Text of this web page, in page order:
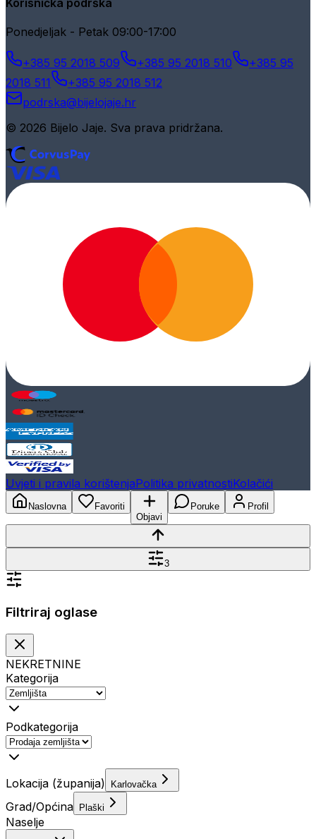
Korisnička podrška
Ponedjeljak - Petak 09:00-17:00
+385 95 2018 509 +385 95 2018 510
+385 95
2018 511
+385 95 2018 512
podrska@bijelojaje.hr
© 2026 Bijelo Jaje. Sva prava pridržana.
Uvjeti i pravila korištenjaPolitika privatnostiKolačići
Naslovna
Favoriti
Objavi
Poruke Profil
3
Filtriraj oglase
NEKRETNINE
Kategorija
Podkategorija
Lokacija (županija) Karlovačka
Grad/Općina Plaški
Naselje